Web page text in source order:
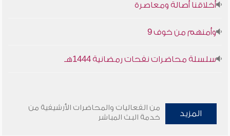
أخلاقنا أصالة ومعاصرة
وأمنهم من خوف 9
سلسلة محاضرات نفحات رمضانية 1444هـ
المزيد
من الفعاليات والمحاضرات الأرشيفية من
خدمة البث المباشر